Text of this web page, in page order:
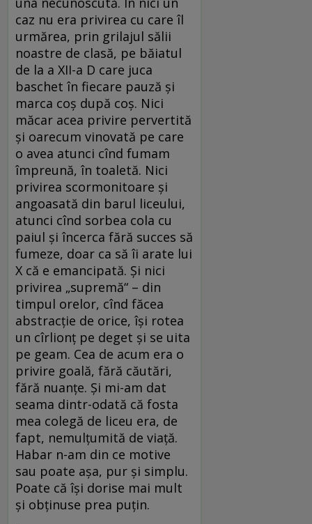
caz nu era privirea cu care îl
urmărea, prin grilajul sălii
noastre de clasă, pe băiatul
de la a XII-a D care juca
baschet în fiecare pauză şi
marca coş după coş. Nici
măcar acea privire pervertită
şi oarecum vinovată pe care
o avea atunci cînd fumam
împreună, în toaletă. Nici
privirea scormonitoare şi
angoasată din barul liceului,
atunci cînd sorbea cola cu
paiul şi încerca fără succes să
fumeze, doar ca să îi arate lui
X că e emancipată. Şi nici
privirea „supremă“ – din
timpul orelor, cînd făcea
abstracţie de orice, îşi rotea
un cîrlionţ pe deget şi se uita
pe geam. Cea de acum era o
privire goală, fără căutări,
fără nuanţe. Şi mi-am dat
seama dintr-odată că fosta
mea colegă de liceu era, de
fapt, nemulţumită de viaţă.
Habar n-am din ce motive
sau poate aşa, pur şi simplu.
Poate că îşi dorise mai mult
şi obţinuse prea puţin.